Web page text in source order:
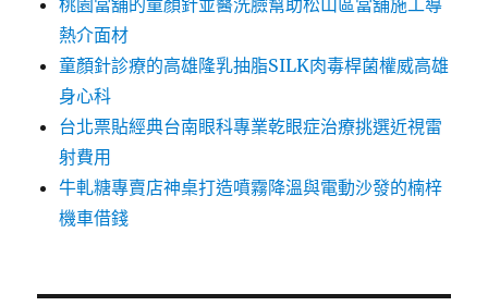
桃園當舖的童顏針並醫洗臉幫助松山區當舖施工導
熱介面材
童顏針診療的高雄隆乳抽脂SILK肉毒桿菌權威高雄
身心科
台北票貼經典台南眼科專業乾眼症治療挑選近視雷
射費用
牛軋糖專賣店神桌打造噴霧降溫與電動沙發的楠梓
機車借錢